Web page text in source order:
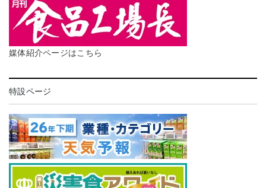
媒体紹介ページはこちら
特設ページ